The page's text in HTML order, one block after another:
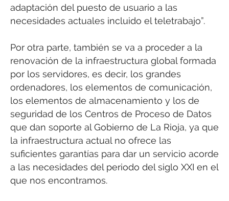
adaptación del puesto de usuario a las
necesidades actuales incluido el teletrabajo”.
Por otra parte, también se va a proceder a la
renovación de la infraestructura global formada
por los servidores, es decir, los grandes
ordenadores, los elementos de comunicación,
los elementos de almacenamiento y los de
seguridad de los Centros de Proceso de Datos
que dan soporte al Gobierno de La Rioja, ya que
la infraestructura actual no ofrece las
suficientes garantías para dar un servicio acorde
a las necesidades del periodo del siglo XXI en el
que nos encontramos.